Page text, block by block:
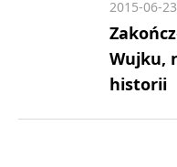
Wujku,
historii
2015-06-